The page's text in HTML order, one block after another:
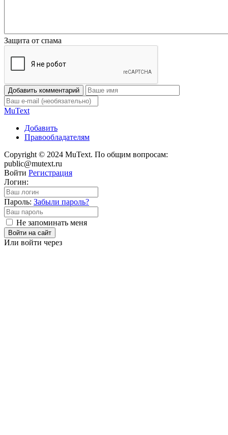
Защита от спама
Добавить комментарий
MuText
Добавить
Правообладателям
Copyright © 2024 MuText. По общим вопросам:
public@mutext.ru
Войти Регистрация
Логин:
Пароль: Забыли пароль?
Не запоминать меня
Войти на сайт
Или войти через